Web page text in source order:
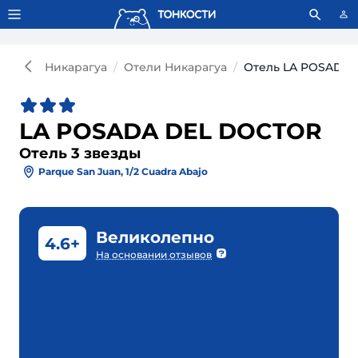
Тонкости используют сookie-файлы. Что это значит?
Никарагуа Отели Никарагуа Отель LA POSADA
LA POSADA DEL DOCTOR
Отель 3 звезды
Parque San Juan, 1/2 Cuadra Abajo
4.6+ Великолепно
На основании отзывов